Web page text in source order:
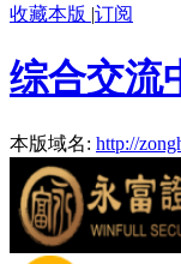
收藏本版 |订阅
综合交流
本版域名: http://